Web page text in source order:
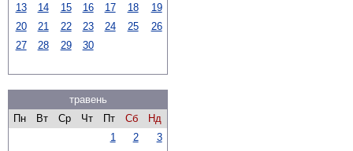
13
14 15 16 17 18
19
20
21 22 23 24 25
26
27
28 29 30
травень
Пн
Вт Ср Чт Пт Сб
Нд
1
2
3